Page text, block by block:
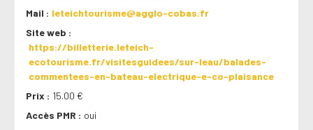
Mail
leteichtourisme@agglo-cobas.fr
Site web
https://billetterie.leteich-
ecotourisme.fr/visitesguidees/sur-leau/balades-
commentees-en-bateau-electrique-e-co-plaisance
Prix
15.00 €
Accès PMR
oui